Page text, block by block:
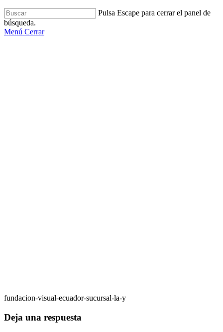
Pulsa Escape para cerrar el panel de
búsqueda.
Menú Cerrar
fundacion-visual-ecuador-sucursal-la-y
Deja una respuesta